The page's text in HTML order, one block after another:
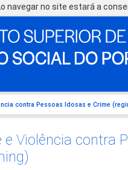
navegar no site estará a
contra Pessoas Idosas e Crime
e Violência contra